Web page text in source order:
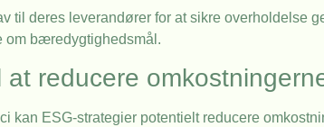
til deres leverandører for at sikre
om bæredygtighedsmål.
reducere
kan ESG-strategier potentielt reducere